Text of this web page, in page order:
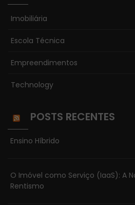
Imobiliária
Escola Técnica
Empreendimentos
Technology
POSTS RECENTES
Ensino Híbrido
O Imóvel como Serviço (IaaS): A
Rentismo